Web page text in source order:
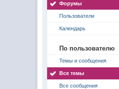
Форумы
Пользователи
Календарь
По пользователю
Темы и сообщения
Все темы
Все сообщения